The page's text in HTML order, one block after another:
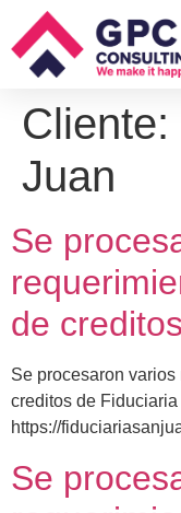
Cliente:
Juan
Se
de
Se procesaron
creditos de Fiduciaria
https://
Se